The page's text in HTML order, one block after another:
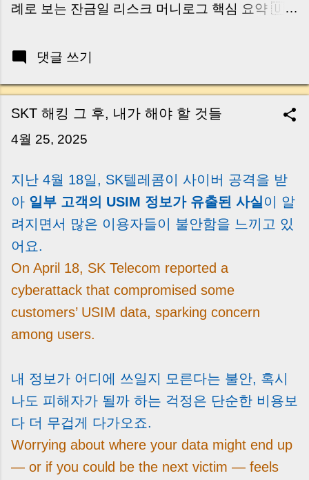
례로 보는 잔금일 리스크 머니로그 핵심 요약 🇺🇸
Safe If the Seller Has a Loan? 3 Must-Check
to Avoid MoneyLog Key Takeaway 혹시 이런 생
각 해보신 적 있으신가요? “잔금일… 그냥 돈 보내
고 끝나는 거 아닌가요?” 하지만 현장에서 보면 전
혀 그렇지 않습니다. 잔금일은 ‘서류 몇 장 처리하
번에 움직이는 가장 긴장되는 순간 입니다. 실제로
제가 중개 현장에서 겪었던 일입니다. 금요일 오후
3시, 이체 한도에 막혀 송금이 멈췄고 그 자리에서
계약이 무산될 뻔한 아찔한 상황이 있었습니다. 또
어떤 분은 이렇게 말씀하십니다. “내 대출인데 왜
내 통장으로 안 들어오죠?” “매도인이 대출 안 갚
고 도망가면 어떡하죠?” 이 모든 불안, 사실은 ‘구
조’를 몰라서 생기는 걱정입니다. 그래서 오늘은
잔금일에 실제로 돈이 어떻게 움직이는지, 왜 사고
가 나는지, 그리고 무엇을 꼭 준비해야 하는지 중
개 실무 기준으로 아주 쉽게 풀어드리겠습니다. 이
두려운 날이 아니라 “내 집을 완성하는 마지막 퍼
즐” 이 될 수 있습니다. | Introduction (Tap to
expand) Have you ever thought like this?
“Closing day…...
댓글 쓰기
SKT 해킹 그 후, 내가 해야 할 것들
4월 25, 2025
지난 4월 18일, SK텔레콤이 사이버 공격을 받
아 일부 고객의 USIM 정보가 유출된 사실 이 알
려지면서 많은 이용자들이 불안함을 느끼고 있
어요.
On April 18, SK Telecom reported a
cyberattack that compromised some
customers’ USIM data, sparking concern
among users.
내 정보가 어디에 쓰일지 모른다는 불안, 혹시
나도 피해자가 될까 하는 걱정은 단순한 비용보
다 더 무겁게 다가오죠.
Worrying about where your data might end up
— or if you could be the next victim — feels